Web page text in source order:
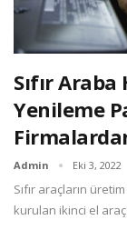
Sıfır
Yenileme
Admin Eki 3, 2022
Sıfır araçların
kurulan ikinci el